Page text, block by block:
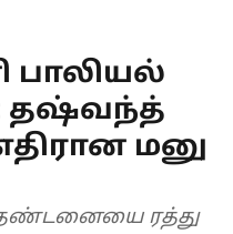
பாலியல்
தஷ்வந்த்
மனு
ரத்து